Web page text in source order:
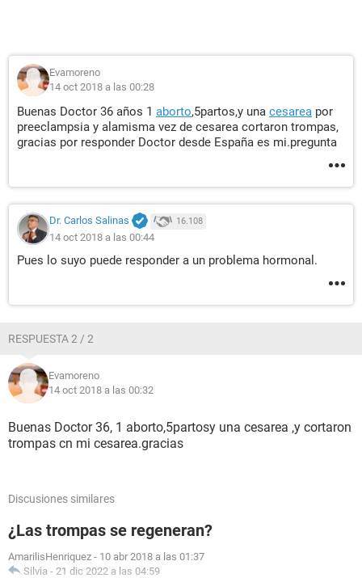
Evamoreno
14 oct 2018 a las 00:28
Buenas Doctor 36 años 1 aborto,5partos,y una cesarea por
preeclampsia y alamisma vez de cesarea cortaron trompas,
gracias por responder Doctor desde España es mi.pregunta
Dr. Carlos Salinas 16.108
14 oct 2018 a las 00:44
Pues lo suyo puede responder a un problema hormonal.
RESPUESTA 2 / 2
Evamoreno
14 oct 2018 a las 00:32
Buenas Doctor 36, 1 aborto,5partosy una cesarea ,y cortaron
trompas cn mi cesarea.gracias
Discusiones similares
¿Las trompas se regeneran?
AmarilisHenriquez - 10 abr 2018 a las 01:37
Silvia - 21 dic 2022 a las 04:59